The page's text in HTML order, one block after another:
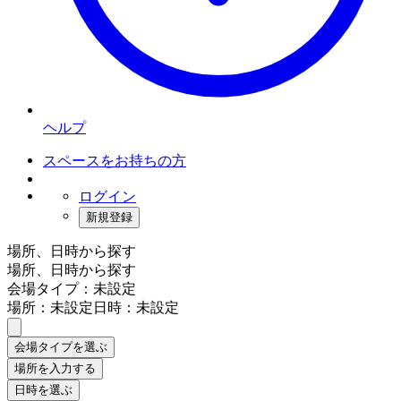
ヘルプ
スペースをお持ちの方
ログイン
新規登録
場所、日時から探す
場所、日時から探す
会場タイプ：未設定
場所：未設定日時：未設定
会場タイプを選ぶ
場所を入力する
日時を選ぶ